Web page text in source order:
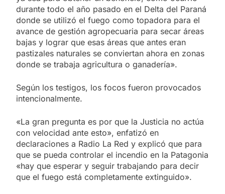
durante todo el año pasado en el Delta del Paraná
donde se utilizó el fuego como topadora para el
avance de gestión agropecuaria para secar áreas
bajas y lograr que esas áreas que antes eran
pastizales naturales se conviertan ahora en zonas
donde se trabaja agricultura o ganadería».
Según los testigos, los focos fueron provocados
intencionalmente.
«La gran pregunta es por que la Justicia no actúa
con velocidad ante esto», enfatizó en
declaraciones a Radio La Red y explicó que para
que se pueda controlar el incendio en la Patagonia
«hay que esperar y seguir trabajando para decir
que el fuego está completamente extinguido».